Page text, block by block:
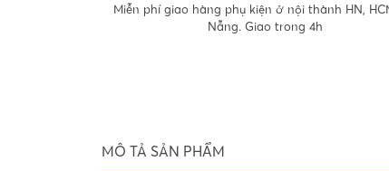
Miễn phí giao hàng phụ kiện ở nội thành HN,
Nẵng. Giao trong 4h
MÔ TẢ SẢN PHẨM